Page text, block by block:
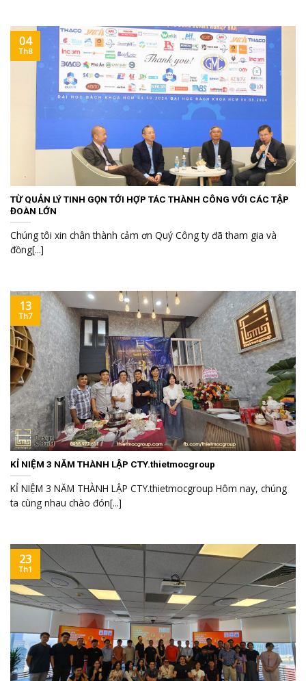
TỪ QUẢN LÝ TINH GỌN TỚI HỢP TÁC THÀNH CÔNG VỚI CÁC TẬP
ĐOÀN LỚN
Chúng tôi xin chân thành cảm ơn Quý Công ty đã tham gia và
đồng[...]
04
Th8
KỈ NIỆM 3 NĂM THÀNH LẬP CTY.thietmocgroup
KỈ NIỆM 3 NĂM THÀNH LẬP CTY.thietmocgroup Hôm nay, chúng
ta cùng nhau chào đón[...]
13
Th7
23
Th1